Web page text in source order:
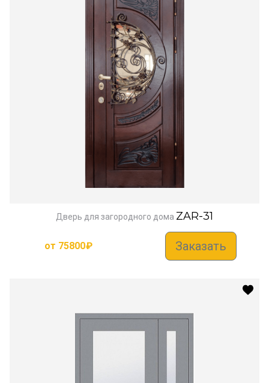
Дверь для загородного дома ZAR-31
от 75800₽ Заказать